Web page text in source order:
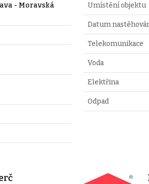
- Moravská
Umístění objektu
Datum
Telekomunikace
Voda
Elektřina
Odpad